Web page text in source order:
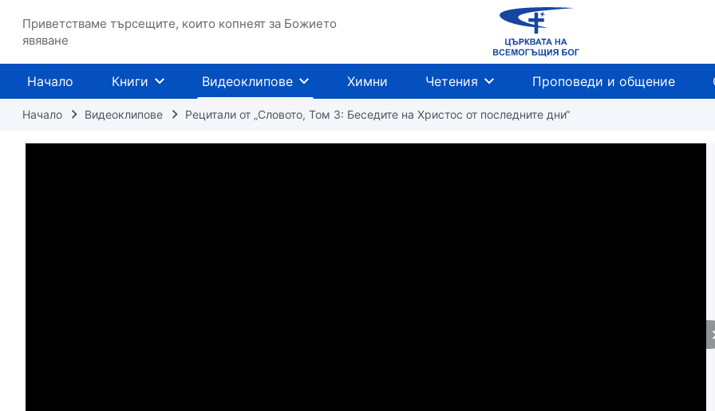
Приветстваме търсещите, които копнеят за Божието
явяване
Начало Книги Видеоклипове Химни Четения Проповеди и общение
Начало Видеоклипове Рецитали от „Словото, Том 3: Беседите на Христос от последните дни“